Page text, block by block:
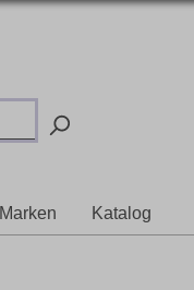
Marken Katalog